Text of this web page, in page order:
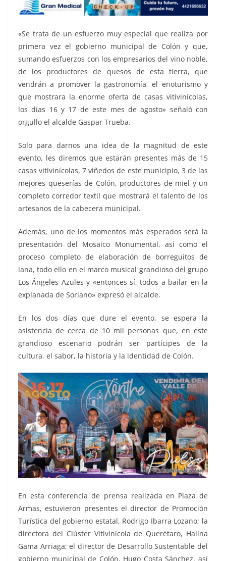
«Se trata de un esfuerzo muy especial que realiza por
primera vez el gobierno municipal de Colón y que,
sumando esfuerzos con los empresarios del vino noble,
de los productores de quesos de esta tierra, que
vendrán a promover la gastronomía, el enoturismo y
que mostrara la enorme oferta de casas vitivinícolas,
los días 16 y 17 de este mes de agosto» señaló con
orgullo el alcalde Gaspar Trueba.
Solo para darnos una idea de la magnitud de este
evento, les diremos que estarán presentes más de 15
casas vitivinícolas, 7 viñedos de este municipio, 3 de las
mejores queserías de Colón, productores de miel y un
completo corredor textil que mostrará el talento de los
artesanos de la cabecera municipal.
Además, uno de los momentos más esperados será la
presentación del Mosaico Monumental, así como el
proceso completo de elaboración de borreguitos de
lana, todo ello en el marco musical grandioso del grupo
Los Ángeles Azules y «entonces sí, todos a bailar en la
explanada de Soriano» expresó el alcalde.
En los dos días que dure el evento, se espera la
asistencia de cerca de 10 mil personas que, en este
grandioso escenario podrán ser partícipes de la
cultura, el sabor, la historia y la identidad de Colón.
En esta conferencia de prensa realizada en Plaza de
Armas, estuvieron presentes el director de Promoción
Turística del gobierno estatal, Rodrigo Ibarra Lozano; la
directora del Clúster Vitivinícola de Querétaro, Halina
Gama Arriaga; el director de Desarrollo Sustentable del
gobierno municipal de Colón, Hugo Costa Sánchez, así